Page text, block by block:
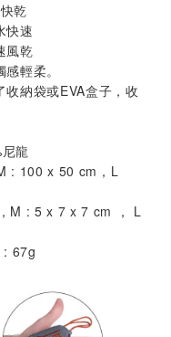
乾
快速
風乾
輕柔。
納袋或EVA盒子，收
龍
: 100 x 50 cm，L
M : 5 x 7 x 7 cm ， L
67g